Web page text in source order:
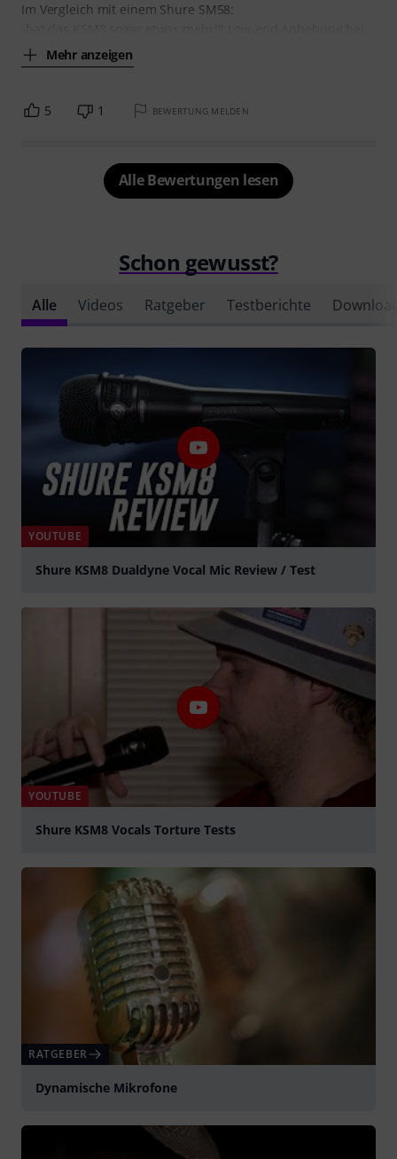
Im Vergleich mit einem Shure SM58:
Mehr anzeigen
5 1 BEWERTUNG MELDEN
Alle Bewertungen lesen
Schon gewusst?
Alle Videos Ratgeber Testberichte
YOUTUBE
Shure KSM8 Dualdyne Vocal Mic Review / Test
YOUTUBE
Shure KSM8 Vocals Torture Tests
RATGEBER
Dynamische Mikrofone